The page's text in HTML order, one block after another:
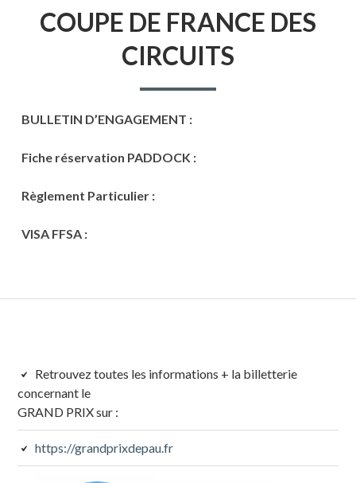
D'ARIANE
COUPE DE FRANCE DES
CIRCUITS
BULLETIN D’ENGAGEMENT :
Fiche réservation PADDOCK :
Règlement Particulier :
VISA FFSA :
Colonne
latérale
subsidiaire
Retrouvez toutes les informations + la billetterie
concernant le
GRAND PRIX sur :
https://grandprixdepau.fr